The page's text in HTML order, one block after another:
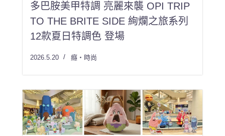
多巴胺美甲特調 亮麗來襲 OPI TRIP
TO THE BRITE SIDE 絢爛之旅系列
12款夏日特調色 登場
2026.5.20 癮・時尚